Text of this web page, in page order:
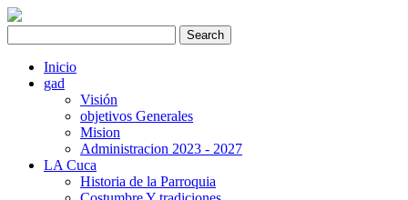
Inicio
gad
Visión
objetivos Generales
Mision
Administracion 2023 - 2027
LA Cuca
Historia de la Parroquia